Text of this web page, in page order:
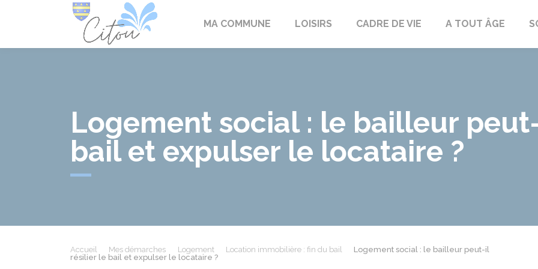
MA COMMUNE LOISIRS CADRE DE VIE A TOUT ÂGE
Logement social : le bailleur
bail et expulser le locataire ?
Accueil Mes démarches Logement Location immobilière : fin du bail
Logement social : le bailleur peut-il
résilier le bail et expulser le locataire ?